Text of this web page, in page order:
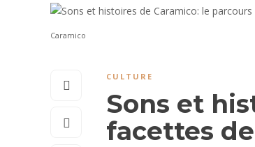
Caramico
CULTURE
Sons et
facettes